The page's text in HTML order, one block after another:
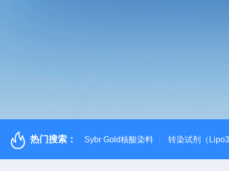
热门搜索： Sybr Gold核酸染料 转染试剂（